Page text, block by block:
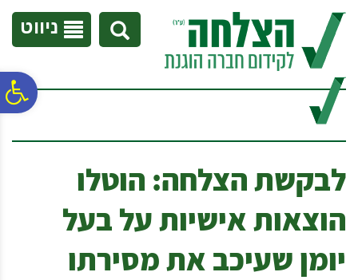
נגישות
אתר
המרכזי
ניווט
לבקשת הצלחה: הוטלו
הוצאות אישיות על בעל
יומן שעיכב את מסירתו